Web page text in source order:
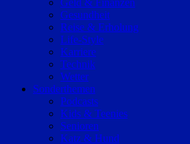
Geld & Finanzen
Gesundheit
Reise & Erholung
Life-Style
Karriere
Technik
Wetter
Sonderthemen
Podcasts
Kids & Teenies
Senioren
Katz & Hund